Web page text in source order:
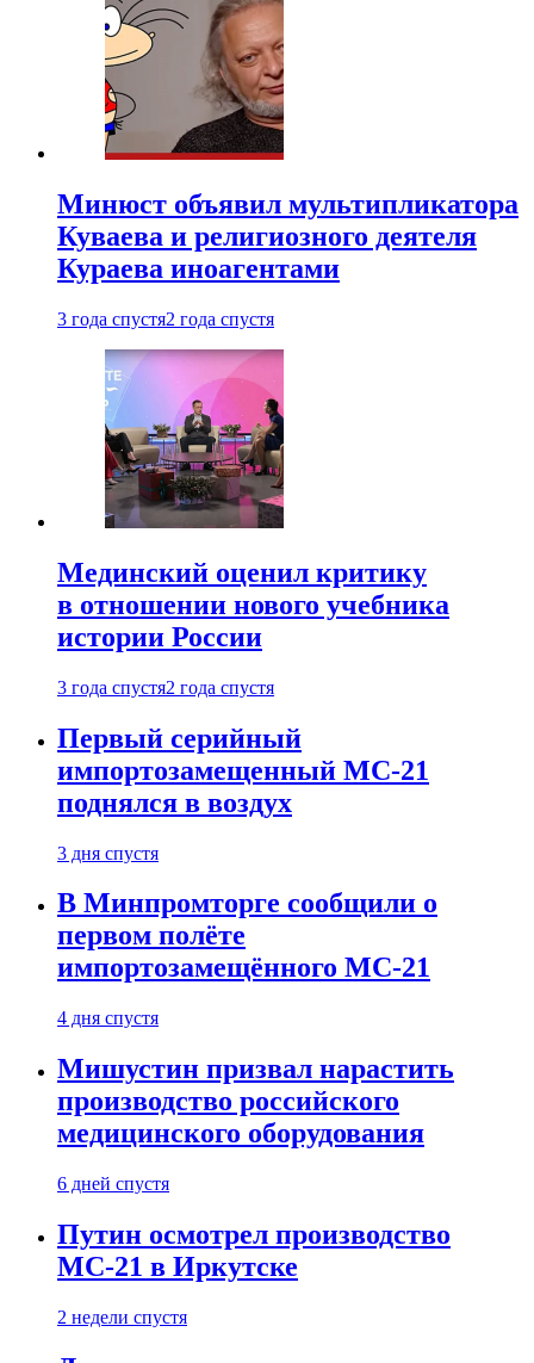
Минюст объявил мультипликатора
Куваева и религиозного деятеля
Кураева иноагентами
3 года спустя2 года спустя
Мединский оценил критику
в отношении нового учебника
истории России
3 года спустя2 года спустя
Первый серийный
импортозамещенный МС-21
поднялся в воздух
3 дня спустя
В Минпромторге сообщили о
первом полёте
импортозамещённого МС-21
4 дня спустя
Мишустин призвал нарастить
производство российского
медицинского оборудования
6 дней спустя
Путин осмотрел производство
МС-21 в Иркутске
2 недели спустя